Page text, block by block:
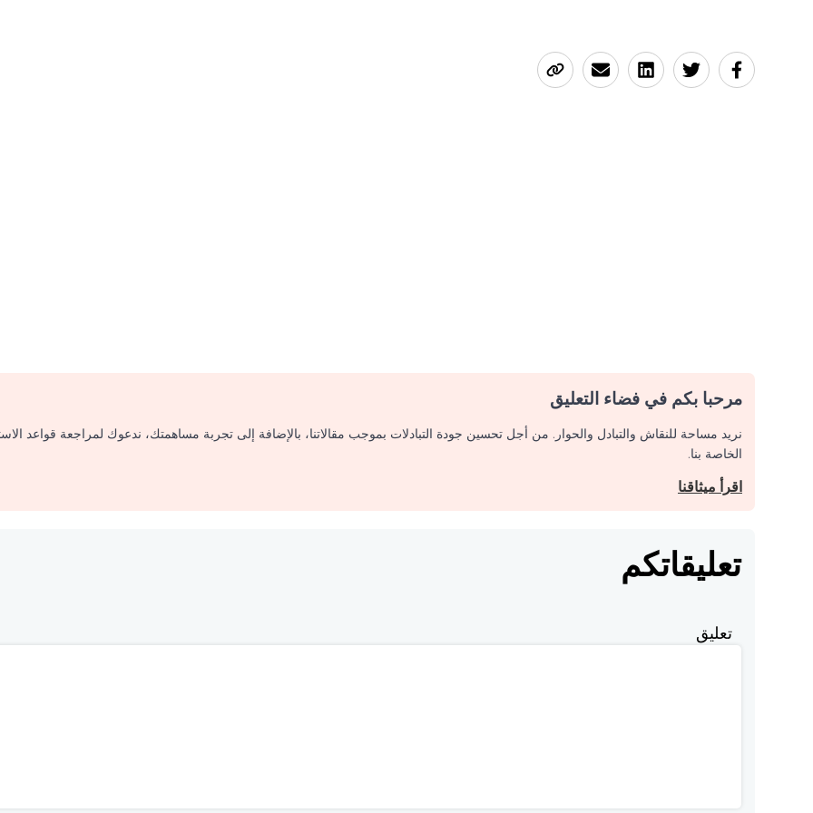
مرحبا بكم في فضاء التعليق
نريد مساحة للنقاش والتبادل والحوار. من أجل تحسين جودة التبادلات بموجب مقالاتنا، بالإضافة إلى تجربة مساهمتك، ندعوك لمراجعة قواعد
الخاصة بنا.
اقرأ ميثاقنا
تعليقاتكم
تعليق